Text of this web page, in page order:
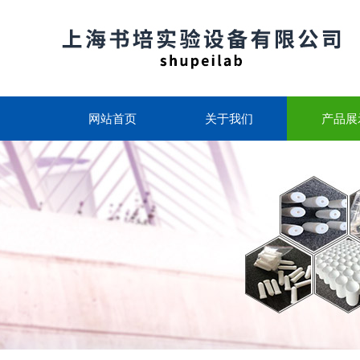
网站首页 关于我们 产品